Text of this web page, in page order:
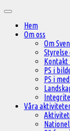
innehåll
Huvudmeny
Hem
Om oss
Om
Kontakt
PS i
PS i
Våra